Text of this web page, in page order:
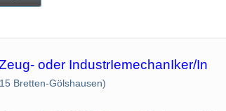
oder IndustrIemechanIker/In
Bretten-Gölshausen)